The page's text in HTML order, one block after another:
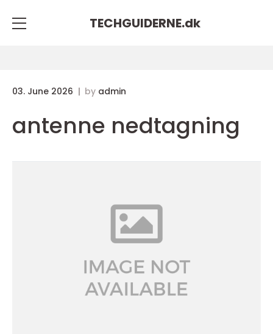
TECHGUIDERNE.dk
03. June 2026 by admin
antenne nedtagning